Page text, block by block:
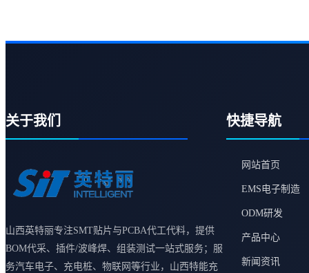
关于我们
山西英特丽专注SMT贴片与PCBA代工代料，提供
BOM代采、插件/波峰焊、组装测试一站式服务；服
务汽车电子、充电桩、物联网等行业，山西特能充
快捷导航
网站首页
EMS电子制造
ODM研发
产品中心
新闻资讯